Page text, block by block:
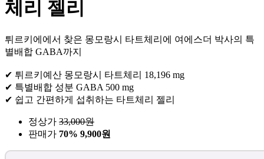
체리 젤리
튀르키에에서 찾은 몽모랑시 타트체리에 여에스더 박사의 특
별배합 GABA까지
✔ 튀르키예산 몽모랑시 타트체리 18,196 mg
✔ 특별배합 성분 GABA 500 mg
✔ 쉽고 간편하게 섭취하는 타트체리 젤리
정상가 33,000원
판매가 70% 9,900원